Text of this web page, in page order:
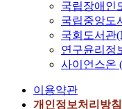
국립장애인
국립중앙도
국회도서관
연구윤리정
사이언스온
이용약관
개인정보처리방침